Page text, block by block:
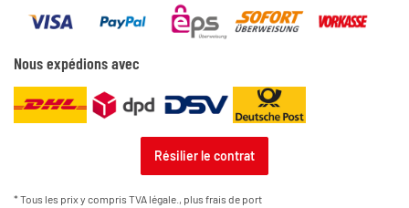
Nous expédions avec
Résilier le contrat
* Tous les prix y compris TVA légale., plusfrais de port